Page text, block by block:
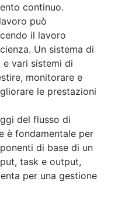
continuo.
può
il lavoro
Un sistema di
vari sistemi di
monitorare e
le prestazioni
del flusso di
è fondamentale per
di base di un
task e output,
per una gestione